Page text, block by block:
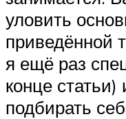
уловить
приведённой
я ещё раз
конце
подбирать